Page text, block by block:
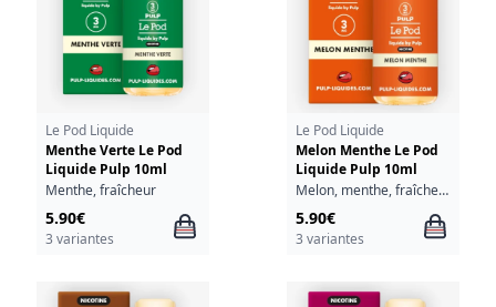
Le Pod Liquide
Menthe Verte Le Pod
Liquide Pulp 10ml
Menthe, fraîcheur
5.90€
3 variantes
Le Pod Liquide
Melon Menthe Le Pod
Liquide Pulp 10ml
Melon, menthe, fraîcheur
5.90€
3 variantes